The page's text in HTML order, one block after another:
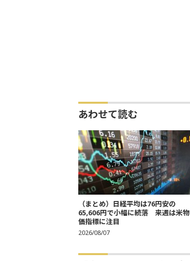
あわせて読む
（まとめ）日経平均は76円安の
65,606円で小幅に続落 来週は米物
価指標に注目
2026/08/07